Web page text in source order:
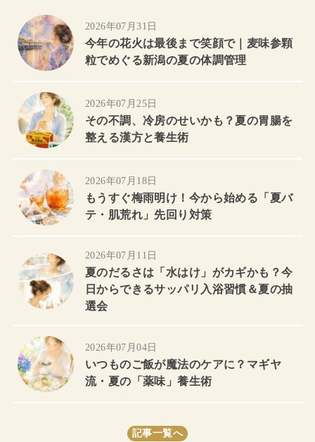
2026年07月31日
今年の花火は最後まで笑顔で｜麦味参顆
粒でめぐる新潟の夏の体調管理
2026年07月25日
その不調、冷房のせいかも？夏の胃腸を
整える漢方と養生術
2026年07月18日
もうすぐ梅雨明け！今から始める「夏バ
テ・肌荒れ」先回り対策
2026年07月11日
夏のだるさは「水はけ」がカギかも？今
日からできるサッパリ入浴習慣＆夏の抽
選会
2026年07月04日
いつものご飯が魔法のケアに？マギヤ
流・夏の「薬味」養生術
記事一覧へ